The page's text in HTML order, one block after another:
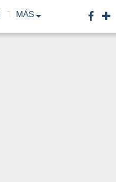
TF TNA CONTACTO
MÁS